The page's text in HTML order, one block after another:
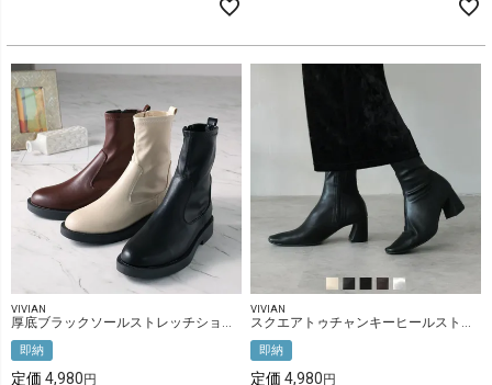
VIVIAN
厚底ブラックソールストレッチショートブーツ
即納
定価 4,980
VIVIAN
スクエアトゥチャンキーヒールストレッチミドルブーツ
即納
定価 4,980